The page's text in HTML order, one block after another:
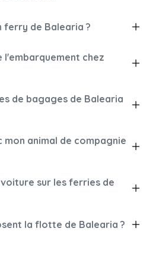
ferry de Balearia ?
l'embarquement chez
de bagages de Balearia
animal de compagnie
sur les ferries de
la flotte de Balearia ?